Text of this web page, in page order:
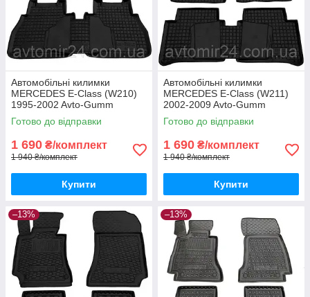
Автомобільні килимки
MERCEDES E-Class (W210)
1995-2002 Avto-Gumm
килимки для авто МЕРСЕДЕС
Е-Класс (В210) 1995-2002
Готово до відправки
1 690 ₴/комплект
1 940 ₴/комплект
Купити
Автомобільні килимки
MERCEDES E-Class (W211)
2002-2009 Avto-Gumm
килимки для авто МЕРСЕДЕС
Е-Класс (В211) 2002-2009
Готово до відправки
1 690 ₴/комплект
1 940 ₴/комплект
Купити
–13% –13%